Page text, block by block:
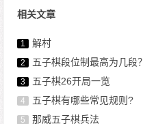
相关文章
1 解村
2 五子棋段位制最高为几段？
3 五子棋26开局一览
4 五子棋有哪些常见规则?
5 那威五子棋兵法